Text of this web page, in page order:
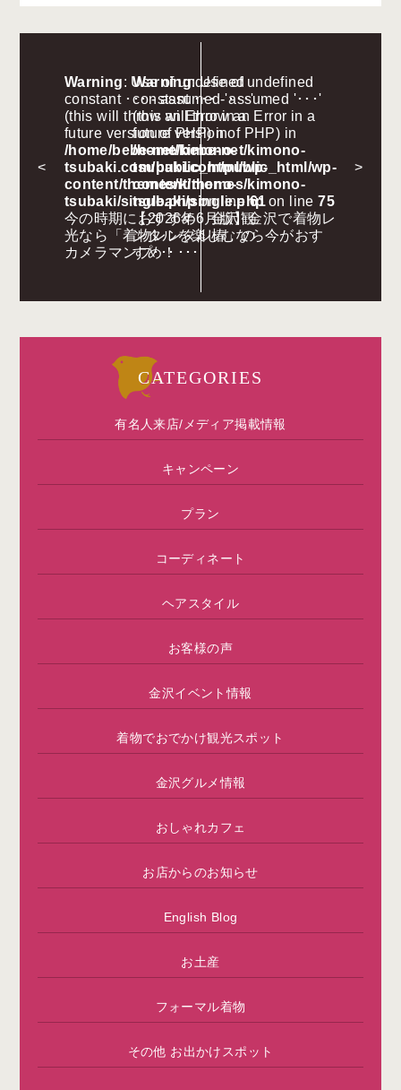
<
Warning: Use of undefined
constant ･･･ - assumed '･･･'
(this will throw an Error in a
future version of PHP) in
/home/bebe-net/kimono-
tsubaki.com/public_html/wp-
content/themes/kimono-
tsubaki/single.phpon line61
今の時期におすすめ 金沢観
光なら「着物レンタル椿」の
カメラマンプ･･･
Warning: Use of undefined
constant ･･･ - assumed '･･･'
(this will throw an Error in a
future version of PHP) in
/home/bebe-net/kimono-
tsubaki.com/public_html/wp-
content/themes/kimono-
tsubaki/single.phpon line75
【2026年6月版】金沢で着物レ
ンタルを楽しむなら今がおす
すめ！･･･
>
CATEGORIES
有名人来店/メディア掲載情報
キャンペーン
プラン
コーディネート
ヘアスタイル
お客様の声
金沢イベント情報
着物でおでかけ観光スポット
金沢グルメ情報
おしゃれカフェ
お店からのお知らせ
English Blog
お土産
フォーマル着物
その他 お出かけスポット